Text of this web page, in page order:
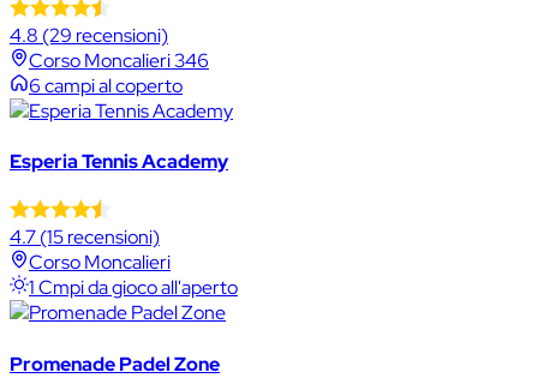
4.8 (29 recensioni)
Corso Moncalieri 346
6 campi al coperto
Esperia Tennis Academy
4.7(15 recensioni)
Corso Moncalieri
1 Cmpi da gioco all'aperto
Promenade Padel Zone